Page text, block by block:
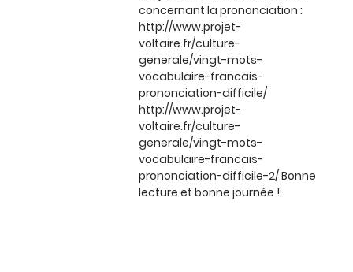
concernant la prononciation :
http://www.projet-
voltaire.fr/culture-
generale/vingt-mots-
vocabulaire-francais-
prononciation-difficile/
http://www.projet-
voltaire.fr/culture-
generale/vingt-mots-
vocabulaire-francais-
prononciation-difficile-2/ Bonne
lecture et bonne journée !